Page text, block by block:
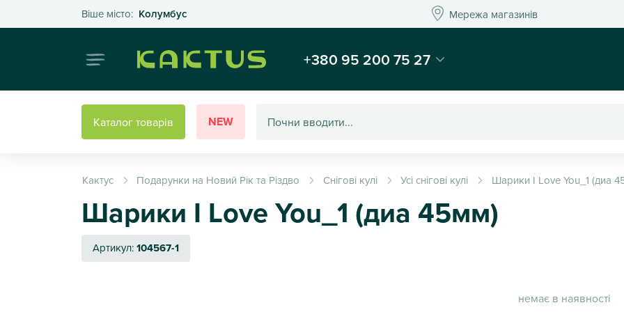
Віше місто: КолумбусОберіть своє місто Мережа магазинівМережа магазинів
Інтернет-магазин подарунків та декору - Kaktus
+380 95 200 75 27
Каталог товарів NEW
Кактус Подарунки на Новий Рік та Різдво Снігові кулі Усі снігові кулі Шарики I Love You_1 (диа
Шарики I Love You_1 (диа 45мм)
Артикул:104567-1
немає в наявності